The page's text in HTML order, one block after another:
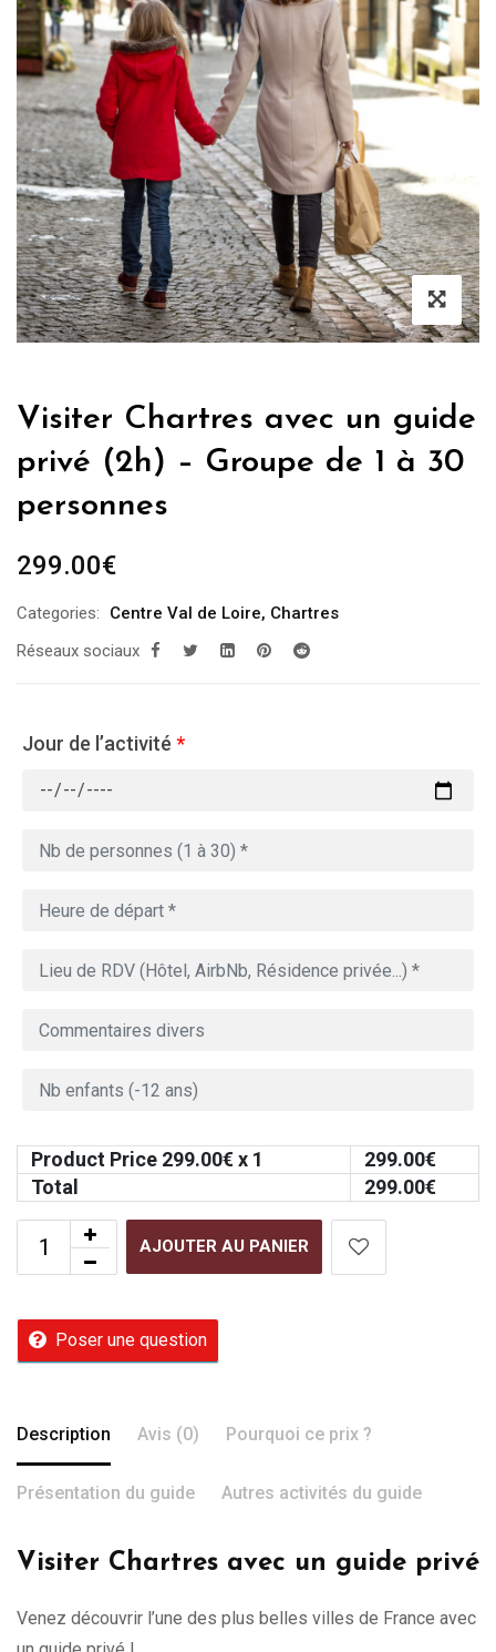
Visiter Chartres avec un guide
privé (2h) – Groupe de 1 à 30
personnes
299.00€
Categories: Centre Val de Loire, Chartres
Réseaux sociaux
Jour de l’activité *
Product Price 299.00€ x 1 299.00€
Total
299.00€
AJOUTER AU PANIER
Poser une question
Description Avis (0) Pourquoi ce prix ?
Présentation du guide Autres activités du guide
Visiter Chartres avec un guide privé
Venez découvrir l’une des plus belles villes de France avec